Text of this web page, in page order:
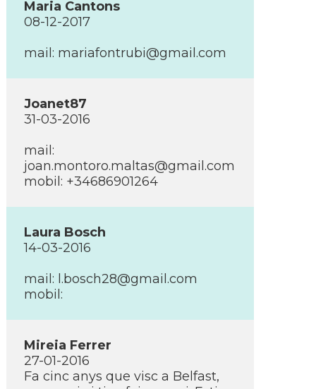
Maria Cantons
08-12-2017
mail: mariafontrubi@gmail.com
Joanet87
31-03-2016
mail:
joan.montoro.maltas@gmail.com
mobil: +34686901264
Laura Bosch
14-03-2016
mail: l.bosch28@gmail.com
mobil:
Mireia Ferrer
27-01-2016
Fa cinc anys que visc a Belfast,